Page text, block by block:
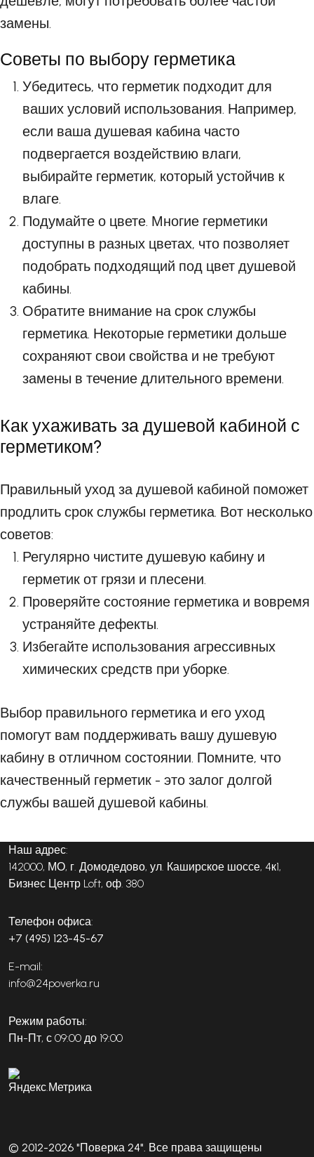
замены.
Советы по выбору герметика
Убедитесь, что герметик подходит для
ваших условий использования. Например,
если ваша душевая кабина часто
подвергается воздействию влаги,
выбирайте герметик, который устойчив к
влаге.
Подумайте о цвете. Многие герметики
доступны в разных цветах, что позволяет
подобрать подходящий под цвет душевой
кабины.
Обратите внимание на срок службы
герметика. Некоторые герметики дольше
сохраняют свои свойства и не требуют
замены в течение длительного времени.
Как ухаживать за душевой кабиной с
герметиком?
Правильный уход за душевой кабиной поможет
продлить срок службы герметика. Вот несколько
советов:
Регулярно чистите душевую кабину и
герметик от грязи и плесени.
Проверяйте состояние герметика и вовремя
устраняйте дефекты.
Избегайте использования агрессивных
химических средств при уборке.
Выбор правильного герметика и его уход
помогут вам поддерживать вашу душевую
кабину в отличном состоянии. Помните, что
качественный герметик - это залог долгой
службы вашей душевой кабины.
Наш адрес:
142000, МО, г. Домодедово, ул. Каширское шоссе, 4к1,
Бизнес Центр Loft, оф. 380
Телефон офиса:
+7 (495) 123-45-67
E-mail:
info@24poverka.ru
Режим работы:
Пн-Пт, с 09:00 до 19:00
© 2012-2026 "Поверка 24". Все права защищены